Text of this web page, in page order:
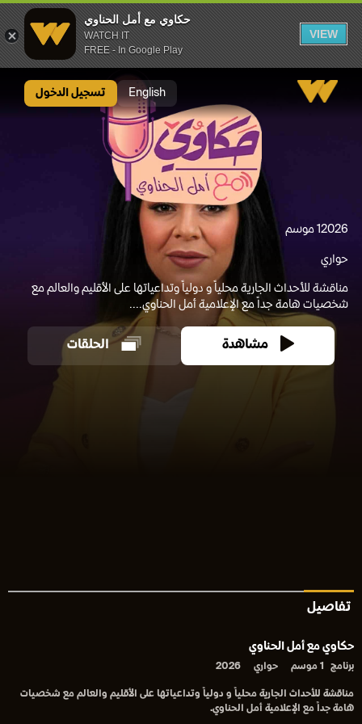
حكاوي مع أمل الحناوي
WATCH IT
FREE - In Google Play
VIEW
English تسجيل الدخول
20261 موسم
حواري
مناقشة للأحداث الجارية محلياً و دولياً وتداعياتها على الأقليم والعالم مع
شخصيات هامة جداً مع الإعلامية أمل الحناوي....
مشاهدة الحلقات
تفاصيل
حكاوي مع أمل الحناوي
برنامج 1 موسم حواري 2026
مناقشة للأحداث الجارية محلياً و دولياً وتداعياتها على الأقليم والعالم مع شخصيات
هامة جداً مع الإعلامية أمل الحناوي.